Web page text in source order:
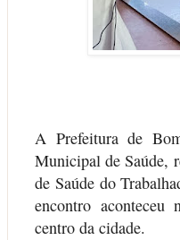
A Prefeitura de
Municipal de Saúde,
de Saúde do
encontro
centro da cidade.